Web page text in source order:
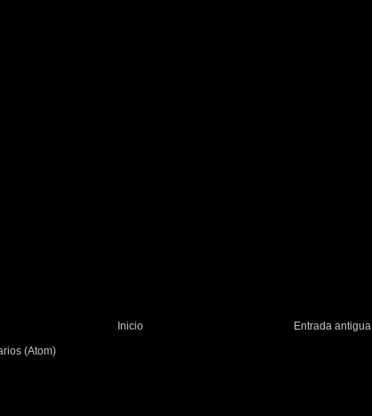
Entrada antigua
Inicio
(Atom)